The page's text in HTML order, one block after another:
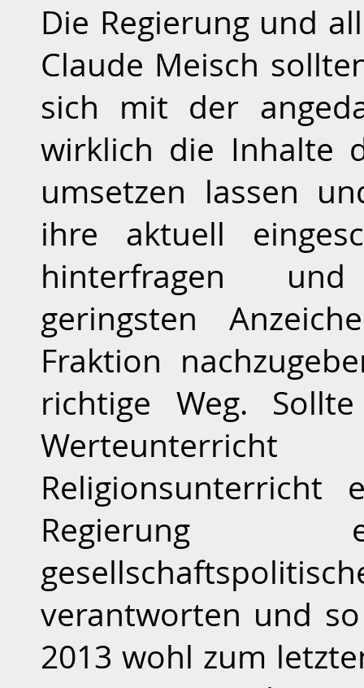
Die Regierung und
Claude Meisch
sich mit der
wirklich die Inhalte
umsetzen lassen
ihre aktuell
hinterfragen
geringsten
Fraktion
richtige Weg.
Regierung
verantworten und
2013 wohl zum